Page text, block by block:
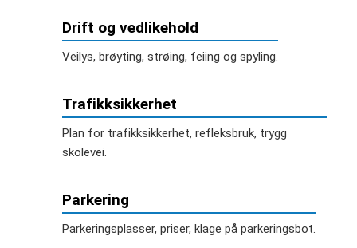
Drift og vedlikehold
Veilys, brøyting, strøing, feiing og spyling.
Trafikksikkerhet
Plan for trafikksikkerhet, refleksbruk, trygg
skolevei.
Parkering
Parkeringsplasser, priser, klage på parkeringsbot.